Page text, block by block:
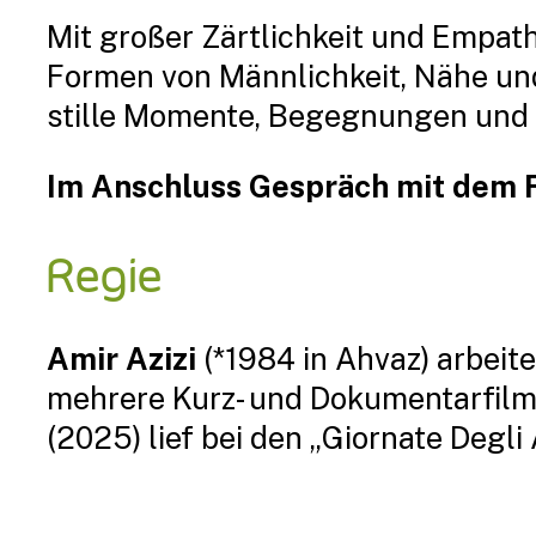
Mit großer Zärtlichkeit und
Formen von Männlichkeit, Nähe
stille Momente, Begegnungen
Im Anschluss Gespräch mit dem
Regie
Amir Azizi (*1984 in Ahvaz)
mehrere Kurz- und
(2025) lief bei den „Giornate Degli